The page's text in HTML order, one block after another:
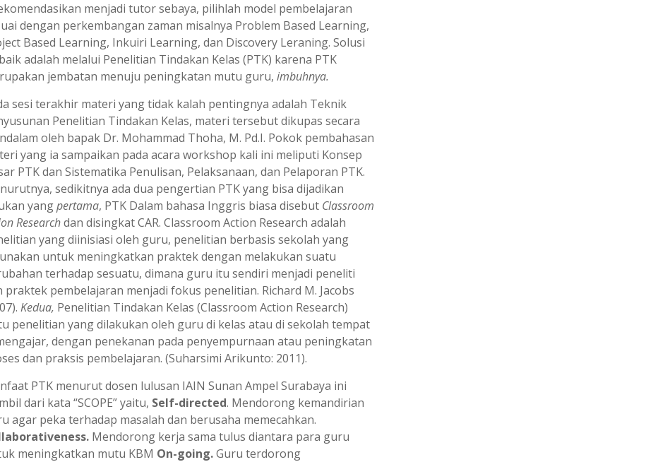
menjadi tutor sebaya, pilihlah model pembelajaran
dengan perkembangan zaman misalnya Problem Based Learning,
Based Learning, Inkuiri Learning, dan Discovery Leraning. Solusi
adalah melalui Penelitian Tindakan Kelas (PTK) karena PTK
jembatan menuju peningkatan mutu guru, imbuhnya.
sesi terakhir materi yang tidak kalah pentingnya adalah Teknik
Penelitian Tindakan Kelas, materi tersebut dikupas secara
oleh bapak Dr. Mohammad Thoha, M. Pd.I. Pokok pembahasan
yang ia sampaikan pada acara workshop kali ini meliputi Konsep
PTK dan Sistematika Penulisan, Pelaksanaan, dan Pelaporan PTK.
sedikitnya ada dua pengertian PTK yang bisa dijadikan
yangpertama, PTK Dalam bahasa Inggris biasa disebut Classroom
Researchdan disingkat CAR. Classroom Action Research adalah
yang diinisiasi oleh guru, penelitian berbasis sekolah yang
untuk meningkatkan praktek dengan melakukan suatu
terhadap sesuatu, dimana guru itu sendiri menjadi peneliti
praktek pembelajaran menjadi fokus penelitian. Richard M. Jacobs
Kedua, Penelitian Tindakan Kelas (Classroom Action Research)
penelitian yang dilakukan oleh guru di kelas atau di sekolah tempat
dengan penekanan pada penyempurnaan atau peningkatan
dan praksis pembelajaran. (Suharsimi Arikunto: 2011).
PTK menurut dosen lulusan IAIN Sunan Ampel Surabaya ini
dari kata “SCOPE” yaitu, Self-directed. Mendorong kemandirian
agar peka terhadap masalah dan berusaha memecahkan.
Mendorong kerja sama tulus diantara para guru
meningkatkan mutu KBM On-going.Guru terdorong